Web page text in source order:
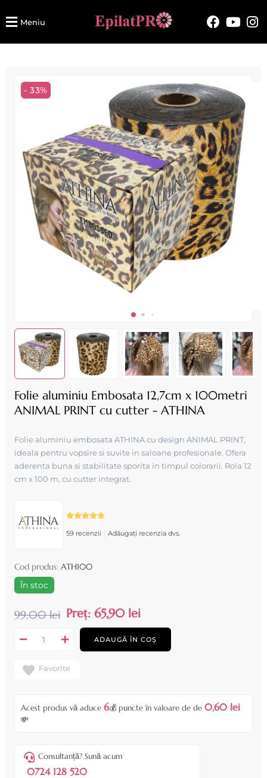
Meniu
- 33%
Folie aluminiu Embosata 12,7cm x 100metri
ANIMAL PRINT cu cutter - ATHINA
Folie aluminiu embosata ATHINA cu design ANIMAL PRINT,
ideala pentru vopsire si suvite in saloane profesionale. Ofera
aderenta buna si stabilitate sporita in timpul colorarii. Rola 12
cm x 100 m, cu cutter integrat.
59 recenzii Adăugați recenzia dvs.
Cod produs: ATH100
În stoc
99,00 lei Preț: 65,90 lei
ADAUGĂ ÎN COȘ
Favorite
Acest produs vă aduce 6💰 puncte în valoare de de 0,60 lei
💸
Consultanță? Sună acum
0724 128 520